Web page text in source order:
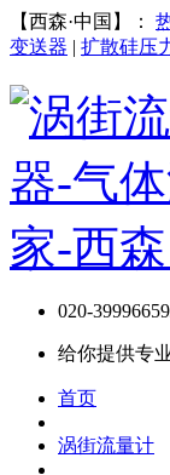
【西森·中国】：
变送器 | 扩散硅压
020-
给你提供专
首页
涡街流量计